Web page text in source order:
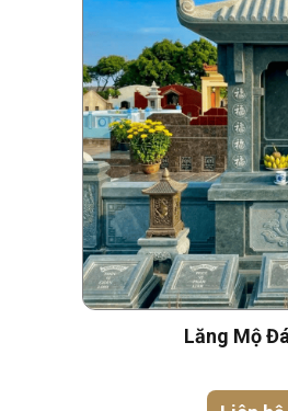
Lăng Mộ